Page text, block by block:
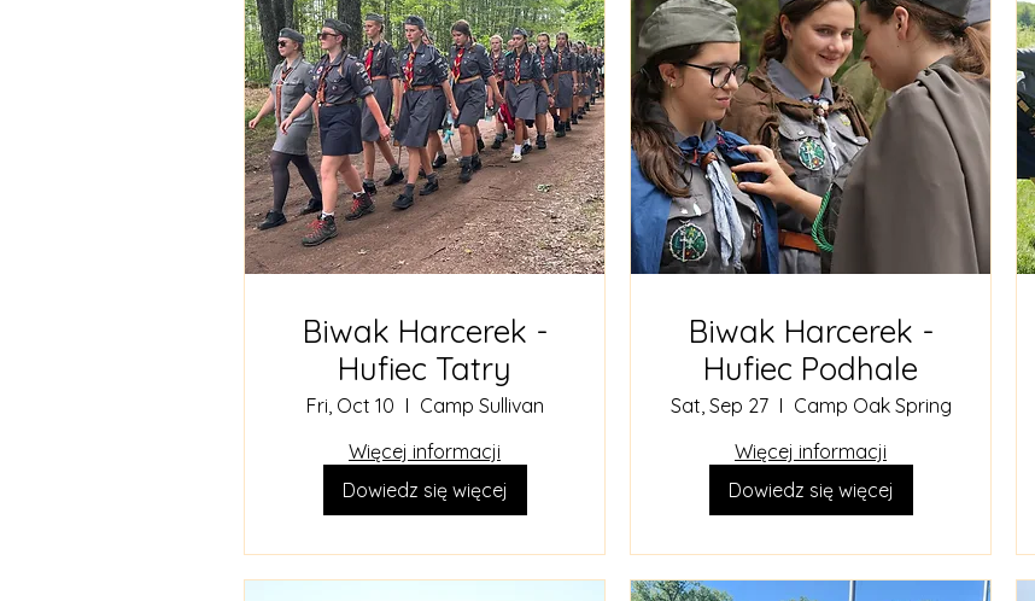
Biwak Harcerek -
Hufiec Tatry
Fri, Oct 10
Camp Sullivan
Więcej informacji
Dowiedz się więcej
Biwak Harcerek -
Hufiec Podhale
Sat, Sep 27
Camp Oak Spring
Więcej informacji
Dowiedz się więcej